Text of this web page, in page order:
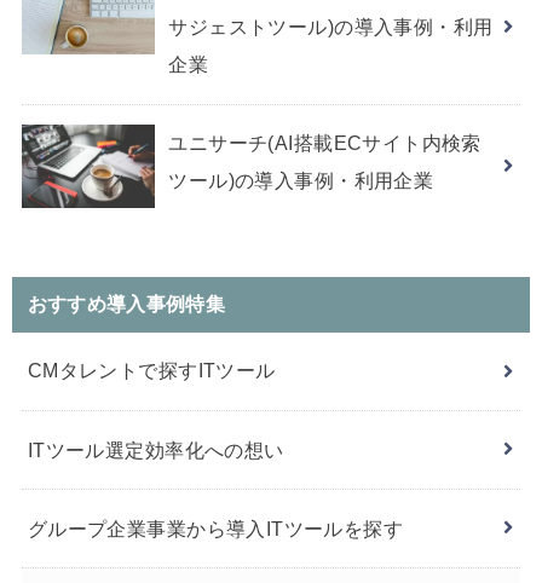
サジェストツール)の導入事例・利用
企業
ユニサーチ(AI搭載ECサイト内検索
ツール)の導入事例・利用企業
おすすめ導入事例特集
CMタレントで探すITツール
ITツール選定効率化への想い
グループ企業事業から導入ITツールを探す